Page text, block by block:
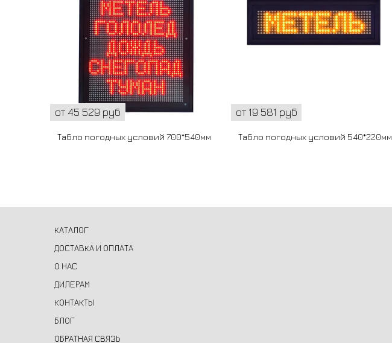
от 45 529 руб
Табло погодных условий 700*540мм
от 19 581 руб
Табло погодных условий 540*220мм
КАТАЛОГ
ДОСТАВКА И ОПЛАТА
О НАС
ДИЛЕРАМ
КОНТАКТЫ
БЛОГ
ОБРАТНАЯ СВЯЗЬ